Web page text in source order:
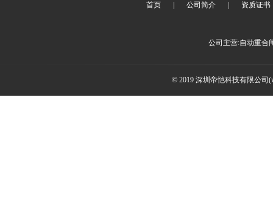
首页 公司简介 资质证书
公司主营:自动重合
© 2019 深圳帝恺科技有限公司